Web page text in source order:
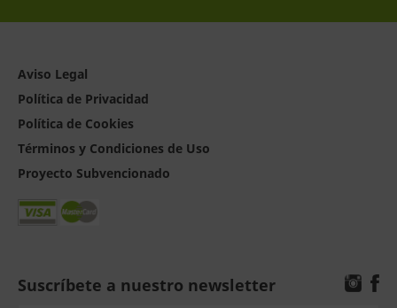
Aviso Legal
Política de Privacidad
Política de Cookies
Términos y Condiciones de Uso
Proyecto Subvencionado
Suscríbete a nuestro newsletter